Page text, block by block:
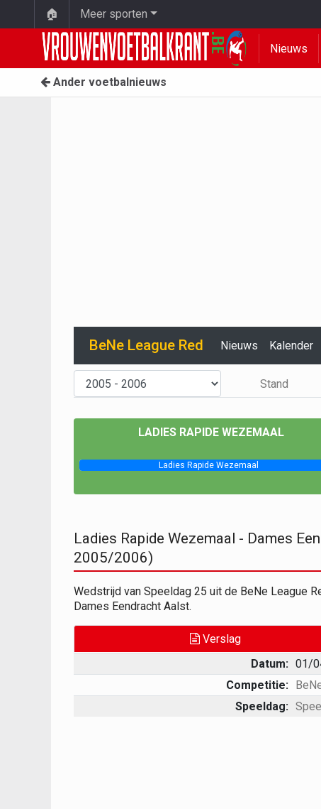
🏠 Meer sporten
Nieuws
Ander voetbalnieuws
BeNe League Red Nieuws Kalender
Stand
LADIES RAPIDE WEZEMAAL
Ladies Rapide Wezemaal
Ladies Rapide Wezemaal - Dames
2005/2006)
Wedstrijd van Speeldag 25 uit de BeNe League
Dames Eendracht Aalst.
Verslag
Datum: 01/
Competitie:
Speeldag: